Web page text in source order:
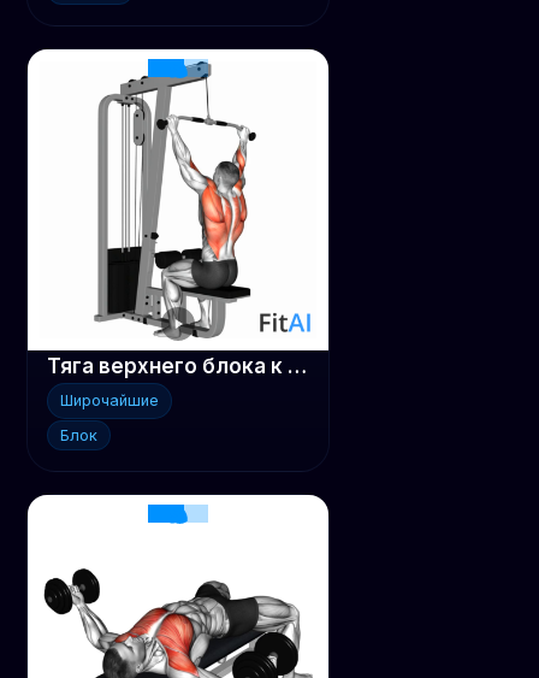
Тяга верхнего блока к груди
Широчайшие
Блок